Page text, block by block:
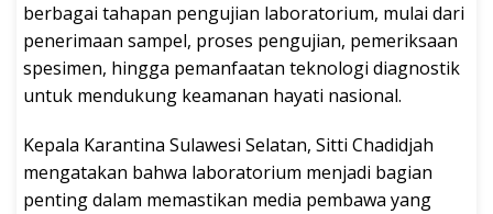
berbagai tahapan pengujian laboratorium, mulai dari
penerimaan sampel, proses pengujian, pemeriksaan
spesimen, hingga pemanfaatan teknologi diagnostik
untuk mendukung keamanan hayati nasional.
Kepala Karantina Sulawesi Selatan, Sitti Chadidjah
mengatakan bahwa laboratorium menjadi bagian
penting dalam memastikan media pembawa yang